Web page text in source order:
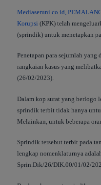
Mediaseruni.co.id,
Korupsi (KPK) telah
(sprindik) untuk menetapkan
Penetapan para sejumlah yang
rangkaian kasus yang
(26/02/2023).
Dalam kop surat yang berlogo
sprindik terbit tidak hanya
Melainkan, untuk beberapa
Sprindik tersebut terbit pada
lengkap nomenklaturnya
Sprin.Dik/26/DIK.00/01/02/